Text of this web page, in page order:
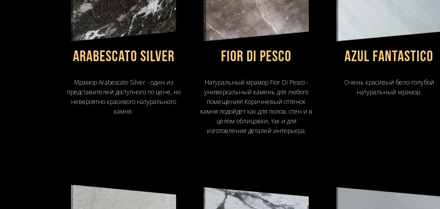
Arabescato Silver
Мрамор Arabescato Silver - один из
представителей доступного по цене, но
невероятно красивого натурального
камня.
Fior Di Pesco
Натуральный мрамор Fior Di Pesco -
универсальный камень для любого
помещения! Коричневый оттенок
камня подойдет как для полов, стен и в
целом облицовки, так и для
изготовления деталей интерьера.
Azul Fantastico
Очень красивый бело-голубой
натуральный мрамор.